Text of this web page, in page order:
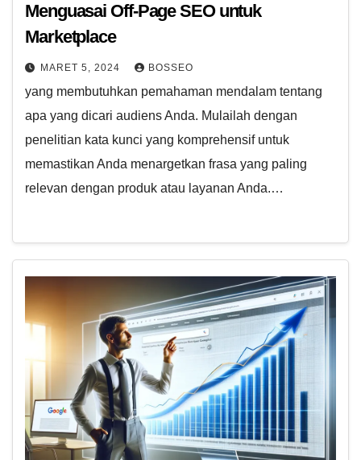
Menguasai Off-Page SEO untuk
Marketplace
MARET 5, 2024 BOSSEO
yang membutuhkan pemahaman mendalam tentang
apa yang dicari audiens Anda. Mulailah dengan
penelitian kata kunci yang komprehensif untuk
memastikan Anda menargetkan frasa yang paling
relevan dengan produk atau layanan Anda.…